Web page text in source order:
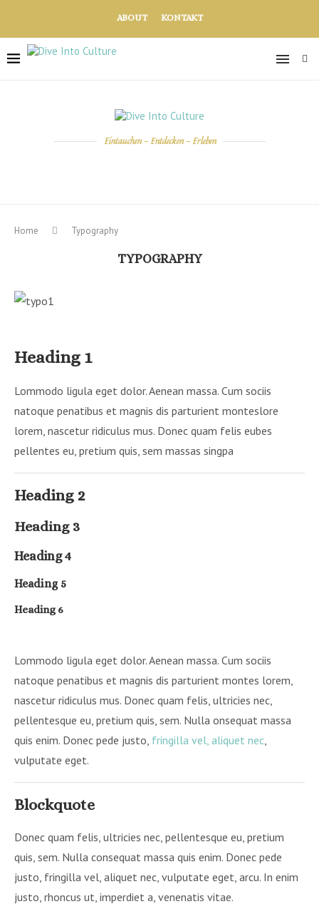
ABOUT KONTAKT
Eintauchen - Entdecken - Erleben
Home Typography
TYPOGRAPHY
Heading 1
Lommodo ligula eget dolor. Aenean massa. Cum sociis
natoque penatibus et magnis dis parturient monteslore
lorem, nascetur ridiculus mus. Donec quam felis eubes
pellentes eu, pretium quis, sem massas singpa
Heading 2
Heading 3
Heading 4
Heading 5
Heading 6
Lommodo ligula eget dolor. Aenean massa. Cum sociis
natoque penatibus et magnis dis parturient montes lorem,
nascetur ridiculus mus. Donec quam felis, ultricies nec,
pellentesque eu, pretium quis, sem. Nulla onsequat massa
quis enim. Donec pede justo, fringilla vel, aliquet nec,
vulputate eget.
Blockquote
Donec quam felis, ultricies nec, pellentesque eu, pretium
quis, sem. Nulla consequat massa quis enim. Donec pede
justo, fringilla vel, aliquet nec, vulputate eget, arcu. In enim
justo, rhoncus ut, imperdiet a, venenatis vitae.